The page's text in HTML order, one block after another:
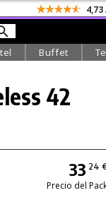
4,73
Buffet
42
33 24
Precio del